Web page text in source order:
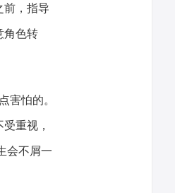
前，指导
角色转
害怕的。
重视，
会不屑一